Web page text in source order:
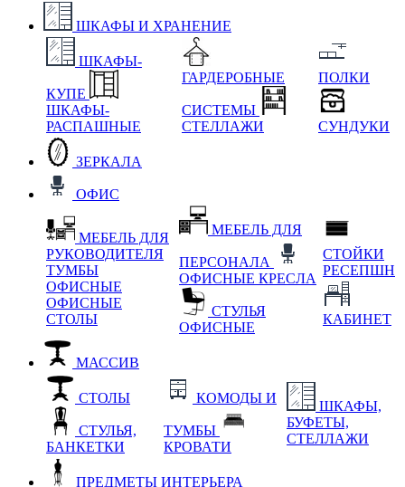
ШКАФЫ И ХРАНЕНИЕ
ШКАФЫ-
КУПЕ
ШКАФЫ-
РАСПАШНЫЕ
ГАРДЕРОБНЫЕ
СИСТЕМЫ
СТЕЛЛАЖИ
ПОЛКИ
СУНДУКИ
ЗЕРКАЛА
ОФИС
МЕБЕЛЬ ДЛЯ
РУКОВОДИТЕЛЯ
ТУМБЫ
ОФИСНЫЕ
ОФИСНЫЕ
СТОЛЫ
МЕБЕЛЬ ДЛЯ
ПЕРСОНАЛА
ОФИСНЫЕ КРЕСЛА
СТУЛЬЯ
ОФИСНЫЕ
СТОЙКИ
РЕСЕПШН
КАБИНЕТ
МАССИВ
СТОЛЫ
СТУЛЬЯ,
БАНКЕТКИ
КОМОДЫ И
ТУМБЫ
КРОВАТИ
ШКАФЫ,
БУФЕТЫ,
СТЕЛЛАЖИ
ПРЕДМЕТЫ ИНТЕРЬЕРА